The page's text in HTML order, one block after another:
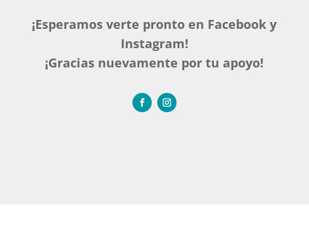
¡Esperamos verte pronto en Facebook y
Instagram!
¡Gracias nuevamente por tu apoyo!